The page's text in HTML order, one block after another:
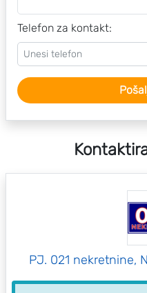
Telefon za kontakt:
PJ. 021 nekretnine,